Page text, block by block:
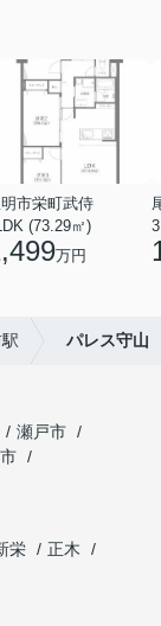
市栄町武侍
(73.29㎡)
万円
パレス守山
瀬戸市
栄
正木